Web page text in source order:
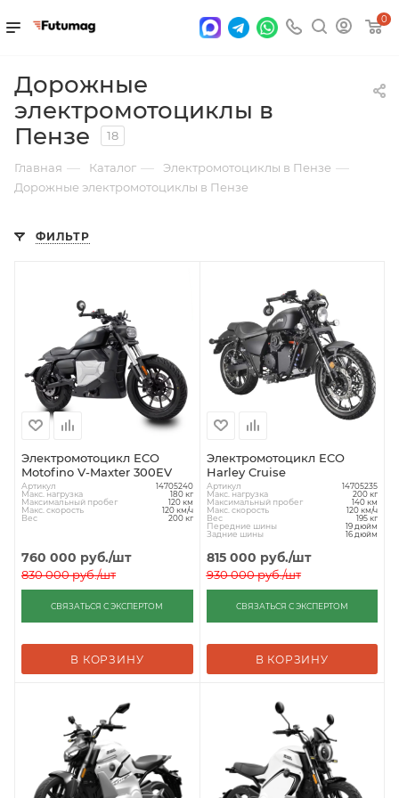
0
Дорожные
электромотоциклы в
Пензе
18
Главная — Каталог — Электромотоциклы в Пензе —
Дорожные электромотоциклы в Пензе
ФИЛЬТР
Электромотоцикл ECO
Motofino V-Maxter 300EV
Артикул 14705240
Макс. нагрузка 180 кг
Максимальный пробег 120 км
Макс. скорость 120 км/ч
Вес 200 кг
760 000 руб./шт
830 000руб./шт
СВЯЗАТЬСЯ С ЭКСПЕРТОМ
В КОРЗИНУ
Электромотоцикл ECO
Harley Cruise
Артикул 14705235
Макс. нагрузка 200 кг
Максимальный пробег 140 км
Макс. скорость 120 км/ч
Вес 195 кг
Передние шины 19 дюйм
Задние шины 16 дюйм
815 000 руб./шт
930 000руб./шт
СВЯЗАТЬСЯ С ЭКСПЕРТОМ
В КОРЗИНУ